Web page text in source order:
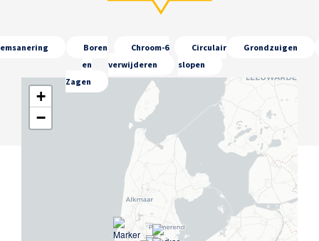
Boren
en
Zagen
Chroom-6
verwijderen
Circulair
slopen
Grondzuigen
+
−